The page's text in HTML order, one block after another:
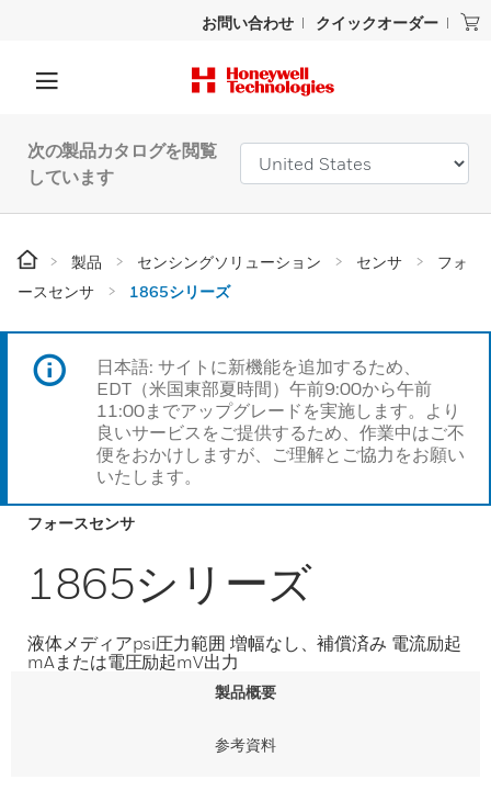
お問い合わせ クイックオーダー
次の製品カタログを閲覧
しています
製品 センシングソリューション センサ
フォ
ースセンサ
1865シリーズ
日本語: サイトに新機能を追加するため、
EDT（米国東部夏時間）午前9:00から午前
11:00までアップグレードを実施します。より
良いサービスをご提供するため、作業中はご不
便をおかけしますが、ご理解とご協力をお願い
いたします。
フォースセンサ
1865シリーズ
液体メディアpsi圧力範囲 増幅なし、補償済み 電流励起
mAまたは電圧励起mV出力
製品概要
参考資料